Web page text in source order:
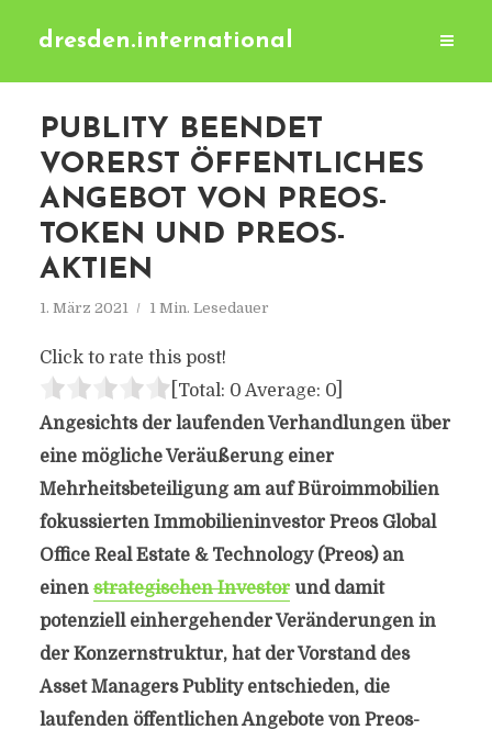
dresden.international
PUBLITY BEENDET
VORERST ÖFFENTLICHES
ANGEBOT VON PREOS-
TOKEN UND PREOS-
AKTIEN
1. März 2021 1 Min. Lesedauer
Click to rate this post!
[Total: 0 Average: 0]
Angesichts der laufenden Verhandlungen über
eine mögliche Veräußerung einer
Mehrheitsbeteiligung am auf Büroimmobilien
fokussierten Immobilieninvestor Preos Global
Office Real Estate & Technology (Preos) an
einenstrategischen Investorund damit
potenziell einhergehender Veränderungen in
der Konzernstruktur, hat der Vorstand des
Asset Managers Publity entschieden, die
laufenden öffentlichen Angebote von Preos-